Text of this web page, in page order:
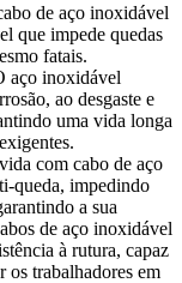
de aço inoxidável
que impede quedas
fatais.
aço inoxidável
ao desgaste e
uma vida longa
com cabo de aço
queda, impedindo
a sua
de aço inoxidável
à rutura, capaz
os trabalhadores em